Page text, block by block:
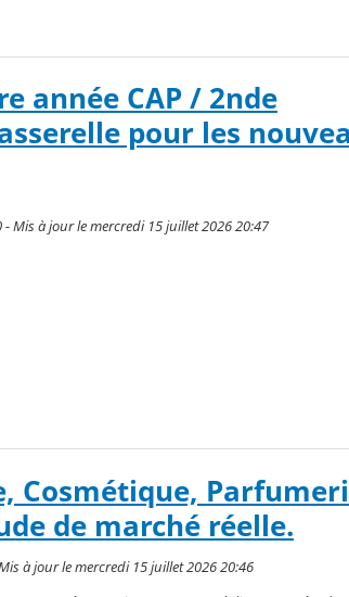
année CAP / 2nde
pour les
Mis à jour le mercredi 15 juillet 2026 20:47
Cosmétique,
de marché réelle.
à jour le mercredi 15 juillet 2026 20:46